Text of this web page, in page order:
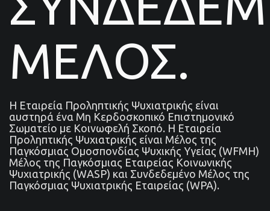
ΜΕΛΟΣ.
Η Εταιρεία Προληπτικής Ψυχιατρικής είναι
αυστηρά ένα Μη Κερδοσκοπικό Επιστημονικό
Σωματείο με Κοινωφελή Σκοπό. Η Εταιρεία
Προληπτικής Ψυχιατρικής είναι Μέλος της
Παγκόσμιας Ομοσπονδίας Ψυχικής Υγείας (WFMH)
Μέλος της Παγκόσμιας Εταιρείας Κοινωνικής
Ψυχιατρικής (WASP) και Συνδεδεμένο Μέλος της
Παγκόσμιας Ψυχιατρικής Εταιρείας (WPA).